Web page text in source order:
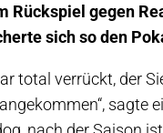
Rückspiel gegen
sich so den
total verrückt, der
sagte